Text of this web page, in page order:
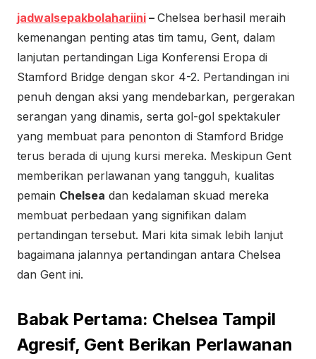
jadwalsepakbolahariini – Chelsea berhasil meraih
kemenangan penting atas tim tamu, Gent, dalam
lanjutan pertandingan Liga Konferensi Eropa di
Stamford Bridge dengan skor 4-2. Pertandingan ini
penuh dengan aksi yang mendebarkan, pergerakan
serangan yang dinamis, serta gol-gol spektakuler
yang membuat para penonton di Stamford Bridge
terus berada di ujung kursi mereka. Meskipun Gent
memberikan perlawanan yang tangguh, kualitas
pemain Chelsea dan kedalaman skuad mereka
membuat perbedaan yang signifikan dalam
pertandingan tersebut. Mari kita simak lebih lanjut
bagaimana jalannya pertandingan antara Chelsea
dan Gent ini.
Babak Pertama: Chelsea Tampil
Agresif, Gent Berikan Perlawanan